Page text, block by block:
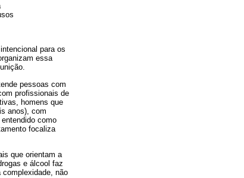
para os
essa
pessoas com
profissionais de
homens que
anos), com
como
focaliza
que orientam a
e álcool faz
não